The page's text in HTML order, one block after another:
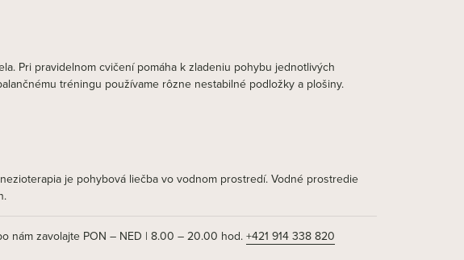
Pri pravidelnom cvičení pomáha k zladeniu pohybu jednotlivých
tréningu používame rôzne nestabilné podložky a plošiny.
je pohybová liečba vo vodnom prostredí. Vodné prostredie
zavolajte PON – NED | 8.00 – 20.00 hod. +421 914 338 820